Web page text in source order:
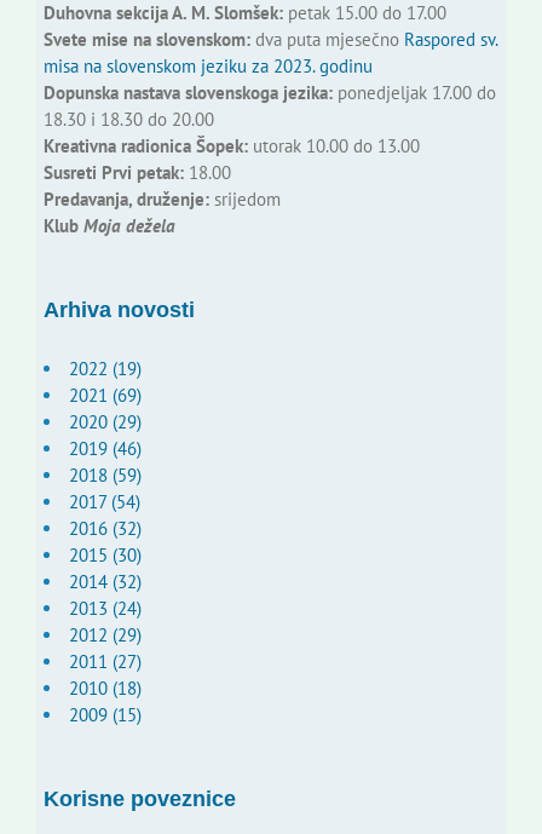
Duhovna sekcija A. M. Slomšek:petak 15.00 do 17.00
Svete mise na slovenskom:dva puta mjesečno Raspored sv.
misa na slovenskom jeziku za 2023. godinu
Dopunska nastava slovenskoga jezika:ponedjeljak 17.00 do
18.30 i 18.30 do 20.00
Kreativna radionica Šopek:utorak 10.00 do 13.00
Susreti Prvi petak:18.00
Predavanja, druženje:srijedom
Klub Moja dežela
Arhiva novosti
2022 (19)
2021 (69)
2020 (29)
2019 (46)
2018 (59)
2017 (54)
2016 (32)
2015 (30)
2014 (32)
2013 (24)
2012 (29)
2011 (27)
2010 (18)
2009 (15)
Korisne poveznice